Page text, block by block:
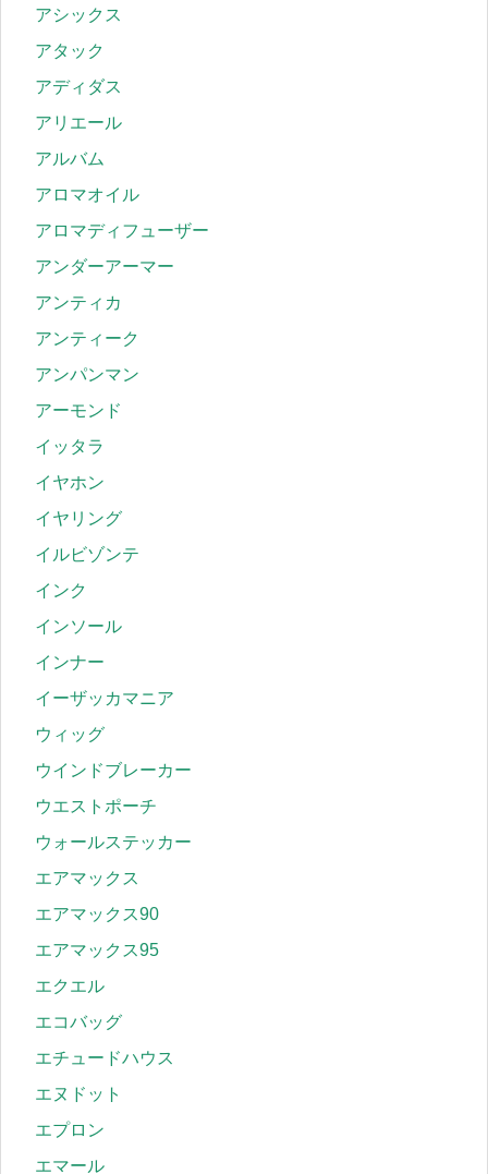
アシックス
アタック
アディダス
アリエール
アルバム
アロマオイル
アロマディフューザー
アンダーアーマー
アンティカ
アンティーク
アンパンマン
アーモンド
イッタラ
イヤホン
イヤリング
イルビゾンテ
インク
インソール
インナー
イーザッカマニア
ウィッグ
ウインドブレーカー
ウエストポーチ
ウォールステッカー
エアマックス
エアマックス90
エアマックス95
エクエル
エコバッグ
エチュードハウス
エヌドット
エプロン
エマール